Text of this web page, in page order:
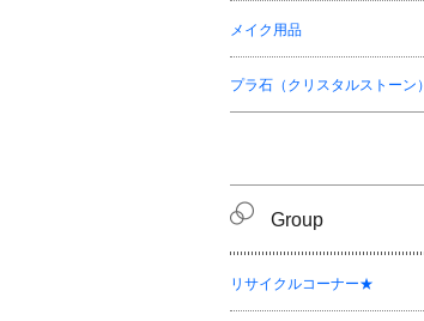
メイク用品
プラ石（クリスタルストーン）
Group
リサイクルコーナー★